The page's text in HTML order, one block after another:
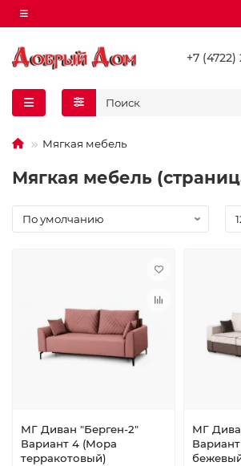
+7 (4722)
Мягкая мебель
Мягкая мебель
МГ Диван "Берген-2"
Вариант 4 (Мора
терракотовый)
МГ